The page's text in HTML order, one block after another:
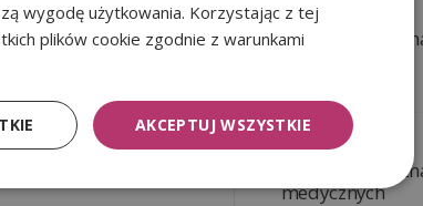
Odzież
Odzież
medycznych
wygodę użytkowania. Korzystając z tej
plików cookie zgodnie z warunkami
AKCEPTUJ WSZYSTKIE